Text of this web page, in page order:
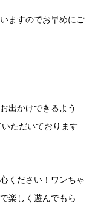
ますのでお早めにご
出かけできるよう
ただいております
ください！ワンちゃ
楽しく遊んでもら